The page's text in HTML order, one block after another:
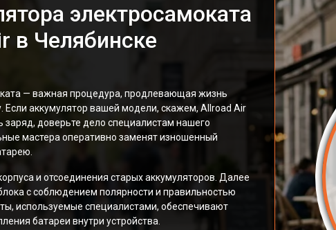
электросамоката
в Челябинске
— важная процедура, продлевающая жизнь
Если аккумулятор вашей модели, скажем, Allroad Air
заряд, доверьте дело специалистам нашего
мастера оперативно заменят изношенный
и отсоединения старых аккумуляторов. Далее
с соблюдением полярности и правильностью
используемые специалистами, обеспечивают
батареи внутри устройства.